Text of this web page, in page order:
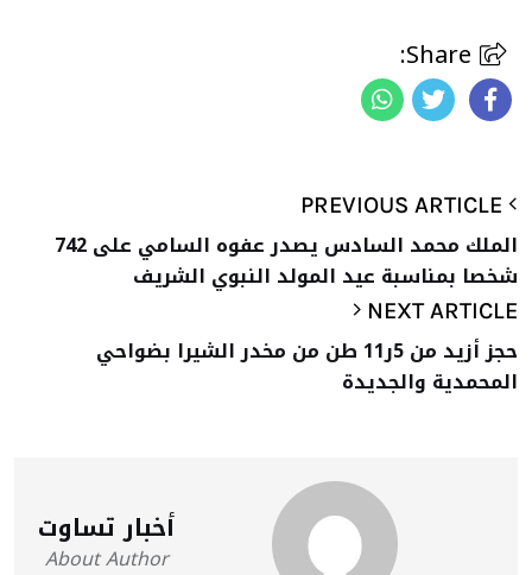
الملك محمد السادس يصدر عفوه السامي على 742
شخصا بمناسبة عيد المولد النبوي الشريف
NEXT ARTICLE
حجز أزيد من 5ر11 طن من مخدر الشيرا بضواحي
المحمدية والجديدة
أخبار تساوت
About Author